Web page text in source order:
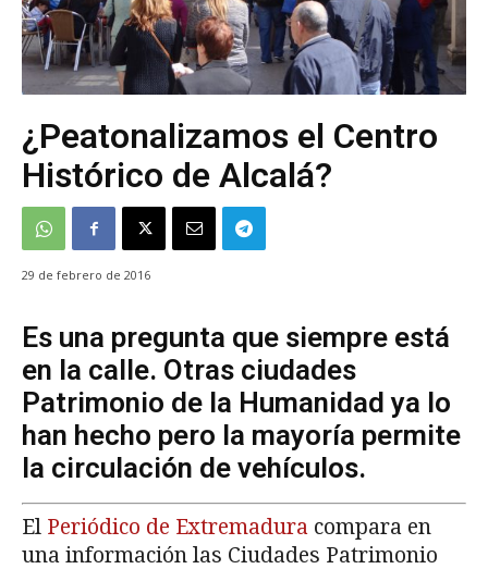
¿Peatonalizamos el Centro
Histórico de Alcalá?
29 de febrero de 2016
Es una pregunta que siempre está
en la calle. Otras ciudades
Patrimonio de la Humanidad ya lo
han hecho pero la mayoría permite
la circulación de vehículos.
El Periódico de Extremadura compara en
una información las Ciudades Patrimonio